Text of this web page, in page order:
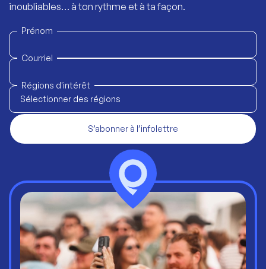
inoubliables… à ton rythme et à ta façon.
Prénom
Courriel
Régions d'intérêt
Sélectionner des régions
S’abonner à l’infolettre